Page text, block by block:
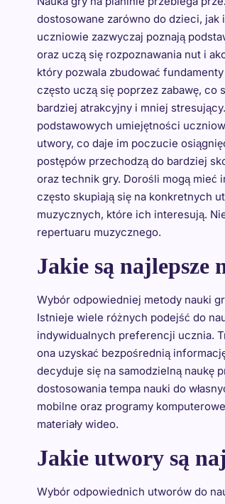
dostosowane zarówno do dzieci, jak
uczniowie zazwyczaj poznają
oraz uczą się rozpoznawania nut i
który pozwala zbudować
często uczą się poprzez zabawę, co
bardziej atrakcyjny i mniej
podstawowych umiejętności
utwory, co daje im poczucie
postępów przechodzą do bardziej
oraz technik gry. Dorośli mogą mieć
często skupiają się na konkretnych
muzycznych, które ich interesują.
repertuaru muzycznego.
Jakie są najlepsze
Wybór odpowiedniej metody nauki
Istnieje wiele różnych podejść do
indywidualnych preferencji ucznia.
ona uzyskać bezpośrednią
decyduje się na samodzielną naukę
dostosowania tempa nauki do
mobilne oraz programy
materiały wideo.
Jakie utwory są
Wybór odpowiednich utworów do